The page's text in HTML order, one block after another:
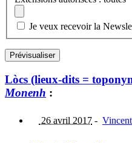
Je veux recevoir la
Lòcs (lieux-dits =
Monenh :
26 avril 2017 - Vincent